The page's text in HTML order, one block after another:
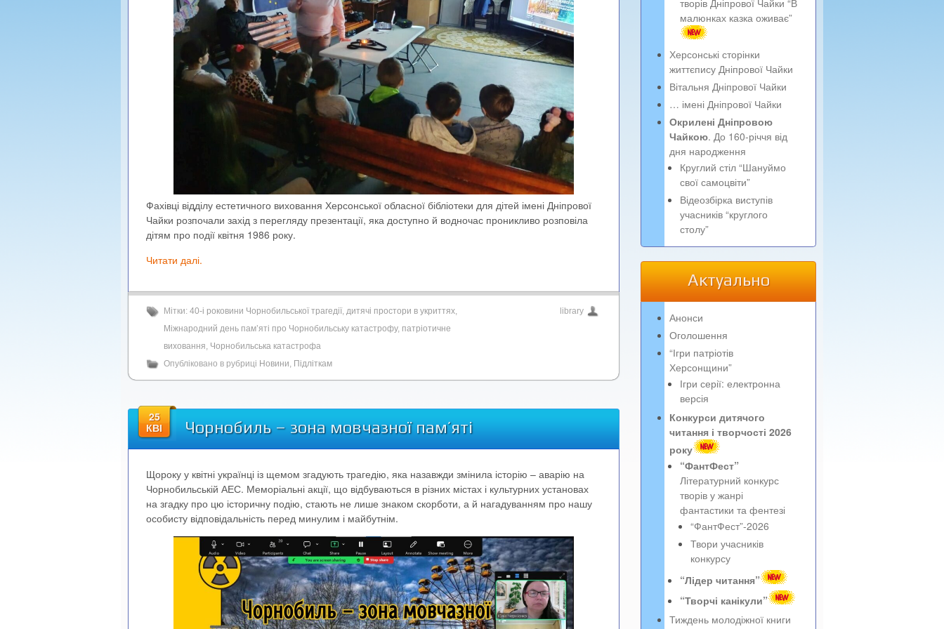
Фахівці відділу естетичного виховання Херсонської обласної бібліотеки для дітей імені Дніпрової
Чайки розпочали захід з перегляду презентації, яка доступно й водночас проникливо розповіла
дітям про події квітня 1986 року.
Читати далі.
Мітки: 40-і роковини Чорнобильської трагедії, дитячі простори в укриттях,
Міжнародний день пам’яті про Чорнобильську катастрофу, патріотичне
виховання, Чорнобильська катастрофа
Опубліковано в рубриці Новини, Підліткам
library
25
КВІ
Чорнобиль – зона мовчазної пам’яті
Щороку у квітні українці із щемом згадують трагедію, яка назавжди змінила історію – аварію на
Чорнобильській АЕС. Меморіальні акції, що відбуваються в різних містах і культурних установах
на згадку про цю історичну подію, стають не лише знаком скорботи, а й нагадуванням про нашу
особисту відповідальність перед минулим і майбутнім.
творів Дніпрової Чайки “В
малюнках казка оживає”
Херсонські сторінки
життєпису Дніпрової Чайки
Вітальня Дніпрової Чайки
… імені Дніпрової Чайки
Окрилені Дніпровою
Чайкою. До 160-річчя від
дня народження
Круглий стіл “Шануймо
свої самоцвіти”
Відеозбірка виступів
учасників “круглого
столу”
Актуально
Анонси
Оголошення
“Ігри патріотів
Херсонщини”
Ігри серії: електронна
версія
Конкурси дитячого
читання і творчості 2026
року
“ФантФест”
Літературний конкурс
творів у жанрі
фантастики та фентезі
“ФантФест”-2026
Твори учасників
конкурсу
“Лідер читання”
“Творчі канікули”
Тиждень молодіжної книги